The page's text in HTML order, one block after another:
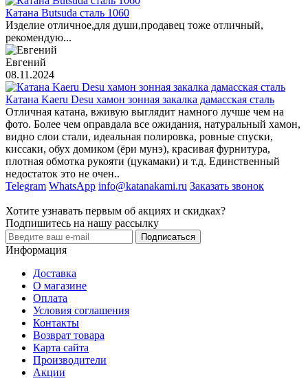
Катана Butsuda сталь 1060
Изделие отличное,для души,продавец тоже отличный,
рекомендую...
Евгений
08.11.2024
Катана Kaeru Desu хамон зонная закалка дамасская сталь
Отличная катана, вживую выглядит намного лучше чем на
фото. Более чем оправдала все ожидания, натуральный хамон,
видно слои стали, идеальная полировка, ровные спуски,
киссаки, обух домиком (ёри мунэ), красивая фурнитура,
плотная обмотка рукояти (цукамаки) и т.д. Единственный
недостаток это не очен..
Telegram WhatsApp info@katanakami.ru Заказать звонок
Хотите узнавать первым об акциях и скидках?
Подпишитесь на нашу рассылку
Подписаться
Информация
Доставка
О магазине
Оплата
Условия соглашения
Контакты
Возврат товара
Карта сайта
Производители
Акции